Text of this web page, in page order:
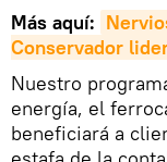
Más aquí:
Conservador
Nuestro
energía, el
beneficiará a